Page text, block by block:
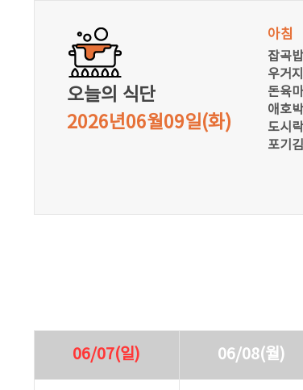
2026년06월09일(화)
아침
잡곡
우거
돈육
애호
도시
포기
06/07(일) 06/08(월)